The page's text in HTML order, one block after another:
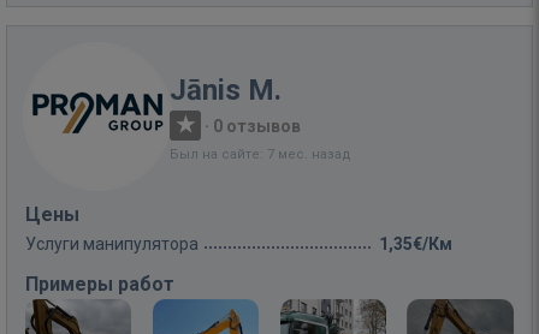
Jānis M.
· 0 отзывов
Был на сайте: 7 мес. назад
Цены
Услуги манипулятора 1,35€/Км
Примеры работ